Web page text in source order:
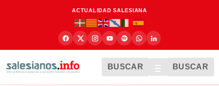
ACTUALIDAD SALESIANA
BUSCAR BUSCAR